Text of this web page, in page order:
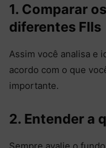
1. Comparar
diferentes FIIs
Assim você analisa e
acordo com o que
importante.
2. Entender a